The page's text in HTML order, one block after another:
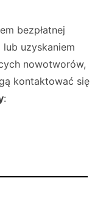
bezpłatnej
lub uzyskaniem
nowotworów,
kontaktować się
: